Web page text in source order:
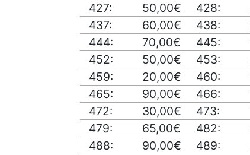
427:
50,00€ 428:
437:
60,00€ 438:
444:
70,00€ 445:
452:
50,00€ 453:
459:
20,00€ 460:
465:
90,00€ 466:
472:
30,00€ 473:
479:
65,00€ 482:
488:
90,00€ 489: